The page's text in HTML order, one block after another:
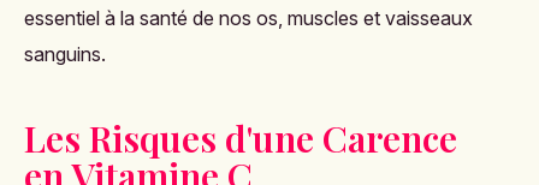
essentiel à la santé de nos os, muscles et vaisseaux
sanguins.
Les Risques d'une Carence
en Vitamine C